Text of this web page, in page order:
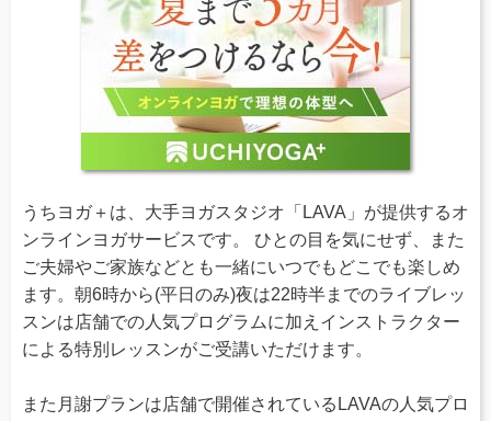
うちヨガ＋は、大手ヨガスタジオ「LAVA」が提供するオ
ンラインヨガサービスです。 ひとの目を気にせず、また
ご夫婦やご家族などとも一緒にいつでもどこでも楽しめ
ます。朝6時から(平日のみ)夜は22時半までのライブレッ
スンは店舗での人気プログラムに加えインストラクター
による特別レッスンがご受講いただけます。
また月謝プランは店舗で開催されているLAVAの人気プロ